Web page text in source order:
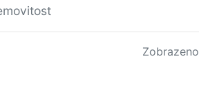
Zobrazeno